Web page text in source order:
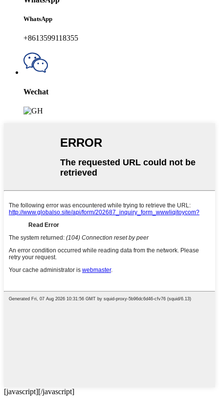
WhatsApp
+8613599118355
Wechat
[javascript][/javascript]